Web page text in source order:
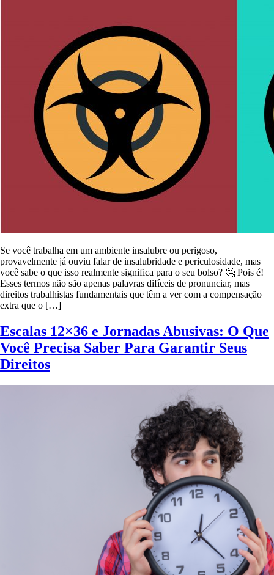
Se você trabalha em um ambiente insalubre ou perigoso,
provavelmente já ouviu falar de insalubridade e periculosidade, mas
você sabe o que isso realmente significa para o seu bolso? 🤔 Pois é!
Esses termos não são apenas palavras difíceis de pronunciar, mas
direitos trabalhistas fundamentais que têm a ver com a compensação
extra que o […]
Escalas 12×36 e Jornadas Abusivas: O Que
Você Precisa Saber Para Garantir Seus
Direitos